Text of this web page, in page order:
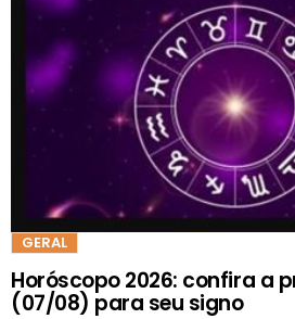
GERAL
Horóscopo 2026: confira a
(07/08) para seu signo